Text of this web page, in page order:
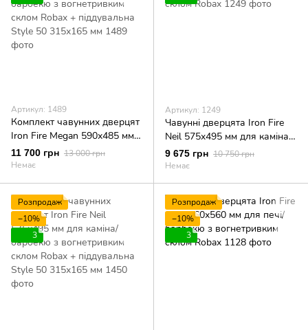
Артикул: 1489
Комплект чавунних дверцят
Iron Fire Megan 590х485 мм
для каміна/барбекю з
вогнетривким склом Robax +
11 700 грн 13 000 грн
Немає
Артикул: 1249
Чавунні дверцята Iron Fire
Neil 575x495 мм для каміна/
барбекю з вогнетривким
склом Robax
9 675 грн 10 750 грн
Немає
Розпродаж
−10%
3
Розпродаж
−10%
3